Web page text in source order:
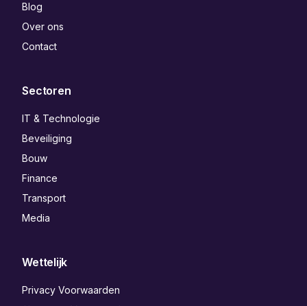
Blog
Over ons
Contact
Sectoren
IT & Technologie
Beveiliging
Bouw
Finance
Transport
Media
Wettelijk
Privacy Voorwaarden